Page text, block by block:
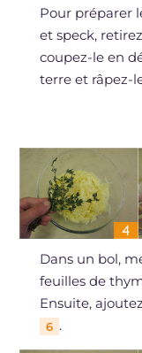
Pour préparer
et speck,
coupez-le en
terre et râpez-
Dans un bol,
feuilles de
Ensuite,
6 .